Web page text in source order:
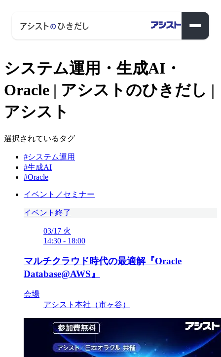
システム運用・生成AI・
Oracle | アシストのひきだし |
アシスト
選択されているタグ
#システム運用
#生成AI
#Oracle
イベント／セミナー
イベント終了
03/17 火
14:30 - 18:00
マルチクラウド時代の最適解『Oracle
Database@AWS』
会場
アシスト本社（市ヶ谷）